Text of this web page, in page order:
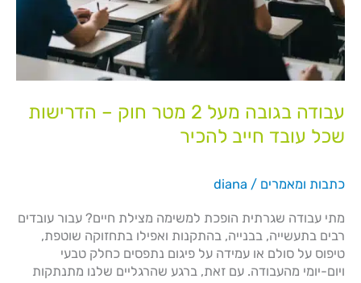
עבודה בגובה מעל 2 מטר חוק – הדרישות
שכל עובד חייב להכיר
כתבות ומאמרים /
diana
מתי עבודה שגרתית הופכת למשימה מצילת חיים? עבור עובדים
רבים בתעשייה, בבנייה, בהתקנות ואפילו בתחזוקה שוטפת,
טיפוס על סולם או עמידה על פיגום נתפסים כחלק טבעי
ויום-יומי מהעבודה. עם זאת, ברגע שהרגליים שלנו מתנתקות